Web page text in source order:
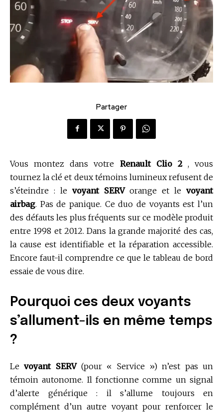
Partager
Vous montez dans votre Renault Clio 2, vous
tournez la clé et deux témoins lumineux refusent de
s’éteindre : le voyant SERVorange et le voyant
airbag. Pas de panique. Ce duo de voyants est l’un
des défauts les plus fréquents sur ce modèle produit
entre 1998 et 2012. Dans la grande majorité des cas,
la cause est identifiable et la réparation accessible.
Encore faut-il comprendre ce que le tableau de bord
essaie de vous dire.
Pourquoi ces deux voyants
s’allument-ils en même temps
?
Levoyant SERV(pour « Service ») n’est pas un
témoin autonome. Il fonctionne comme un signal
d’alerte générique : il s’allume toujours en
complément d’un autre voyant pour renforcer le